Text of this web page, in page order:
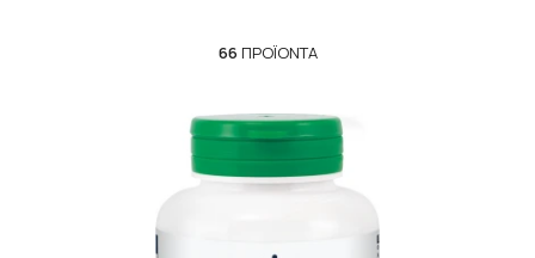
66 ΠΡΟΪΌΝΤΑ